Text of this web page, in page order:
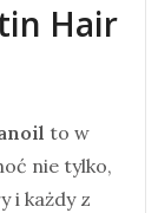
Hair
to w
nie tylko,
i każdy z